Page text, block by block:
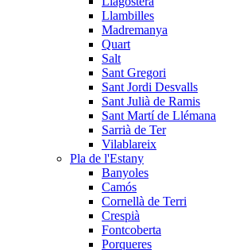
Llambilles
Madremanya
Quart
Salt
Sant Gregori
Sant Jordi Desvalls
Sant Julià de Ramis
Sant Martí de Llémana
Sarrià de Ter
Vilablareix
Pla de l'Estany
Banyoles
Camós
Cornellà de Terri
Crespià
Fontcoberta
Porqueres